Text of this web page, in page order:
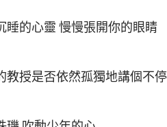
睡的心靈 慢慢張開你的眼睛
教授是否依然孤獨地講個不停